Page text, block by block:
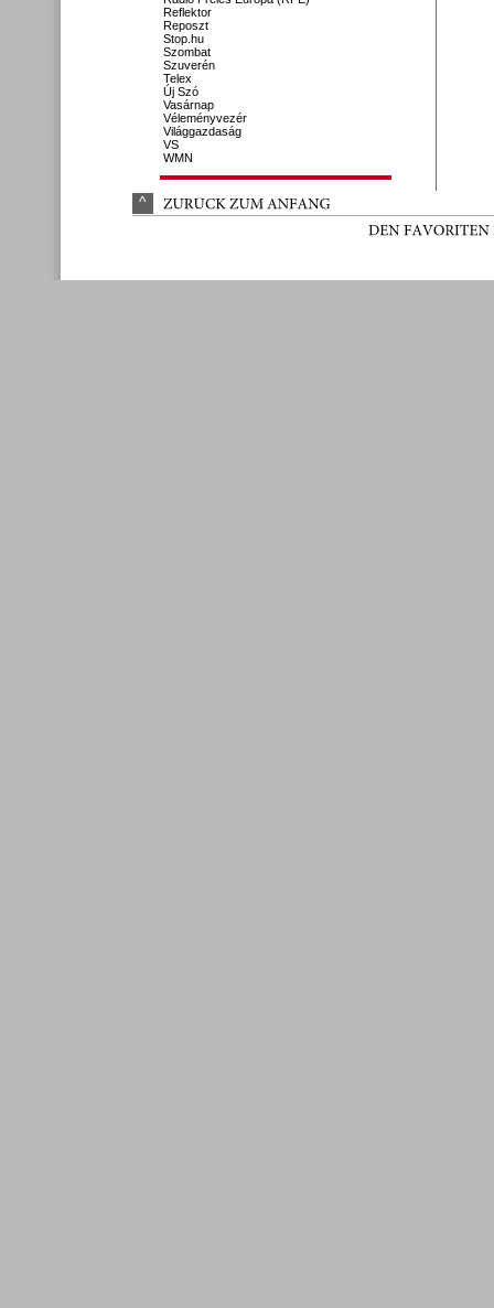
Reflektor
Reposzt
Stop.hu
Szombat
Szuverén
Telex
Új Szó
Vasárnap
Véleményvezér
Világgazdaság
VS
WMN
^ ZURÜCK ZUM ANFANG
DEN FAVORITEN